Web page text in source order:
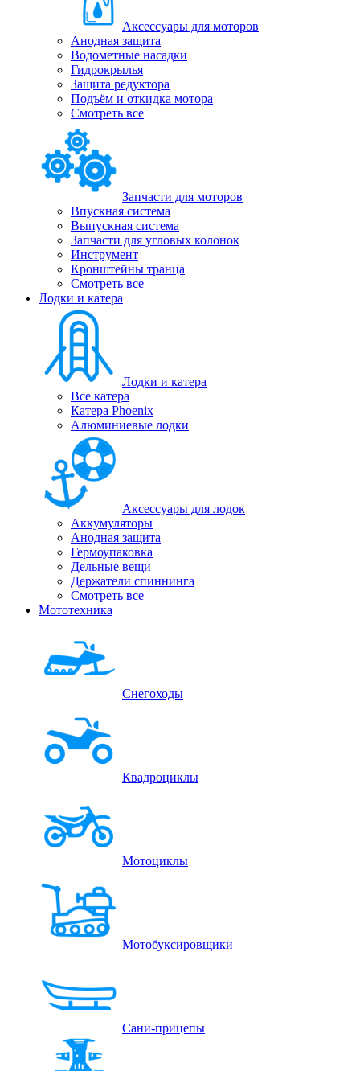
Аксессуары для моторов
Анодная защита
Водометные насадки
Гидрокрылья
Защита редуктора
Подъём и откидка мотора
Смотреть все
Запчасти для моторов
Впускная система
Выпускная система
Запчасти для угловых колонок
Инструмент
Кронштейны транца
Смотреть все
Лодки и катера
Лодки и катера
Все катера
Катера Phoenix
Алюминиевые лодки
Аксессуары для лодок
Аккумуляторы
Анодная защита
Гермоупаковка
Дельные вещи
Держатели спиннинга
Смотреть все
Мототехника
Снегоходы
Квадроциклы
Мотоциклы
Мотобуксировщики
Сани-прицепы